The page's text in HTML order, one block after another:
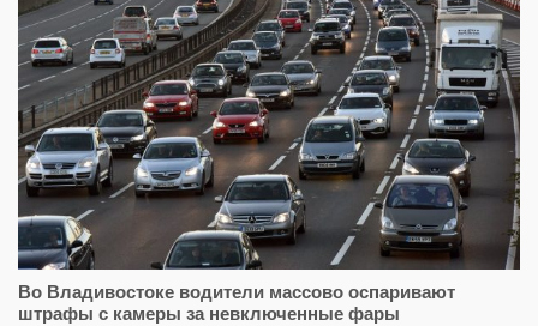
Во Владивостоке водители массово оспаривают
штрафы с камеры за невключенные фары